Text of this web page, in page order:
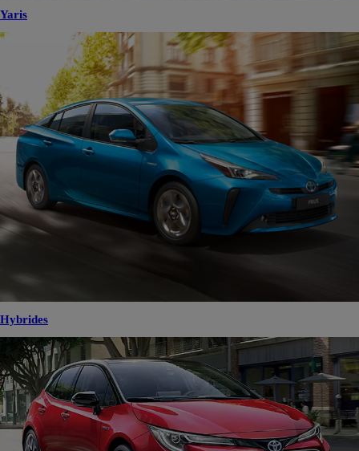
Yaris
Hybrides